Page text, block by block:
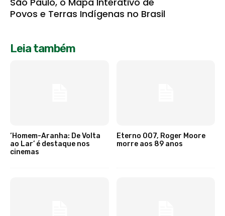
Povos e Terras Indígenas no Brasil
Leia também
‘Homem-Aranha: De Volta
ao Lar’ é destaque nos
cinemas
Eterno 007, Roger Moore
morre aos 89 anos